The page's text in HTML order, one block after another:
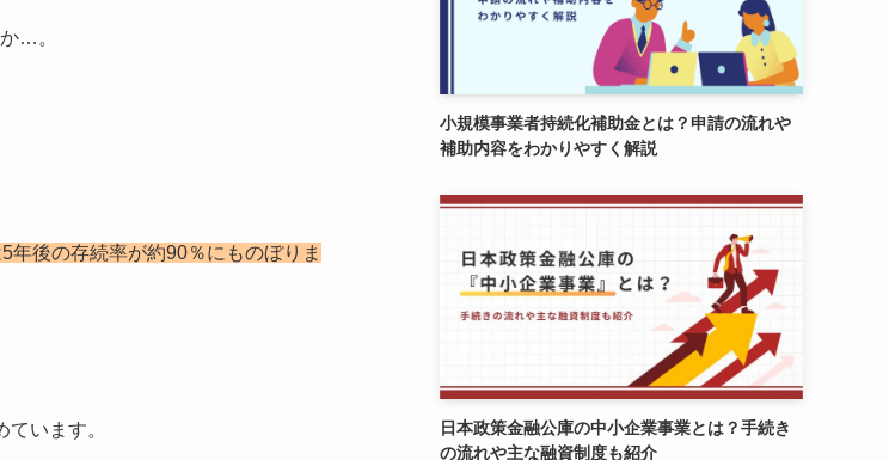
…。
年後の存続率が約90％にものぼりま
ています。
小規模事業者持続化補助金とは？申請の流れや
補助内容をわかりやすく解説
日本政策金融公庫の中小企業事業とは？手続き
の流れや主な融資制度も紹介